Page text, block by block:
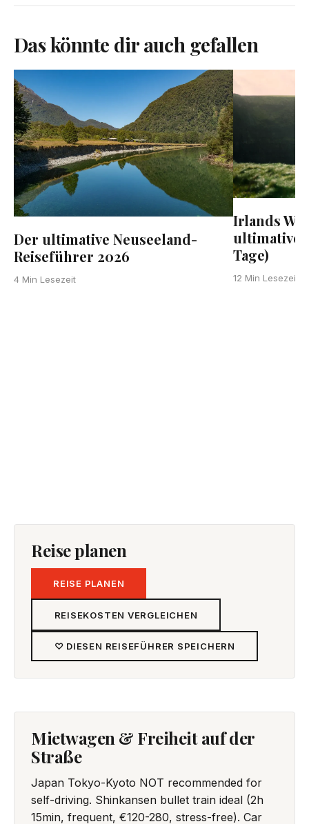
Das könnte dir auch gefallen
Der ultimative Neuseeland-
Reiseführer 2026
4 Min Lesezeit
Irlands
ultimative
Tage)
12 Min Lesezeit
Reise planen
REISE PLANEN
REISEKOSTEN VERGLEICHEN
♡ DIESEN REISEFÜHRER SPEICHERN
Mietwagen & Freiheit auf der
Straße
Japan Tokyo-Kyoto NOT recommended for
self-driving. Shinkansen bullet train ideal (2h
15min, frequent, €120-280, stress-free). Car